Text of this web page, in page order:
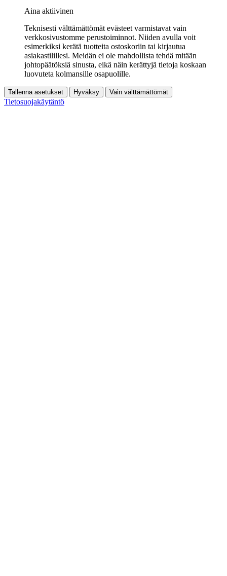
Aina aktiivinen
Teknisesti välttämättömät evästeet varmistavat vain
verkkosivustomme perustoiminnot. Niiden avulla voit
esimerkiksi kerätä tuotteita ostoskoriin tai kirjautua
asiakastilillesi. Meidän ei ole mahdollista tehdä mitään
johtopäätöksiä sinusta, eikä näin kerättyjä tietoja koskaan
luovuteta kolmansille osapuolille.
Tallenna asetukset Hyväksy Vain välttämättömät
Tietosuojakäytäntö